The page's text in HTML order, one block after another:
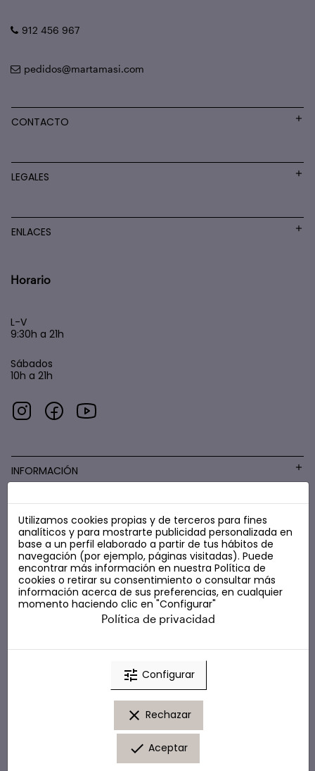
912 456 967
pedidos@martamasi.com
CONTACTO
LEGALES
ENLACES
Horario
L-V
9:30h a 21h
Sábados
10h a 21h
INFORMACIÓN
COSMÉTICA LOW COST
© Marta Masi. Todos los derechos reservados.
Utilizamos cookies propias y de terceros para fines
analíticos y para mostrarte publicidad personalizada en
base a un perfil elaborado a partir de tus hábitos de
navegación (por ejemplo, páginas visitadas). Puede
encontrar más información en nuestra Política de
cookies o retirar su consentimiento o consultar más
información acerca de sus preferencias, en cualquier
momento haciendo clic en "Configurar"
Política de privacidad
tune Configurar
clear Rechazar
done Aceptar